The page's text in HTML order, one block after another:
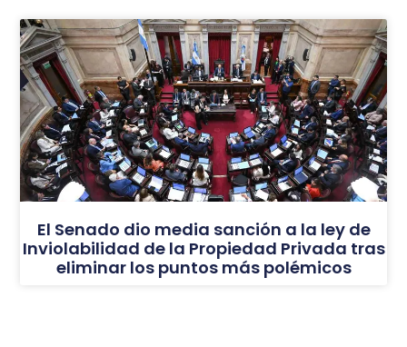
El Senado dio media sanción a la ley de
Inviolabilidad de la Propiedad Privada tras
eliminar los puntos más polémicos